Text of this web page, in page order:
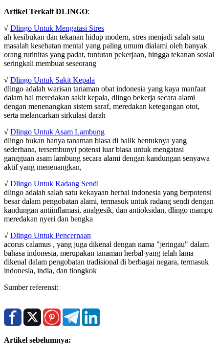
Artikel Terkait DLINGO:
√ Dlingo Untuk Mengatasi Stres
ah kesibukan dan tekanan hidup modern, stres menjadi salah satu
masalah kesehatan mental yang paling umum dialami oleh banyak
orang rutinitas yang padat, tuntutan pekerjaan, hingga tekanan sosial
seringkali membuat seseorang
√ Dlingo Untuk Sakit Kepala
dlingo adalah warisan tanaman obat indonesia yang kaya manfaat
dalam hal meredakan sakit kepala, dlingo bekerja secara alami
dengan menenangkan sistem saraf, meredakan ketegangan otot,
serta melancarkan sirkulasi darah
√ Dlingo Untuk Asam Lambung
dlingo bukan hanya tanaman biasa di balik bentuknya yang
sederhana, tersembunyi potensi luar biasa untuk mengatasi
gangguan asam lambung secara alami dengan kandungan senyawa
aktif yang menenangkan,
√ Dlingo Untuk Radang Sendi
dlingo adalah salah satu kekayaan herbal indonesia yang berpotensi
besar dalam pengobatan alami, termasuk untuk radang sendi dengan
kandungan antiinflamasi, analgesik, dan antioksidan, dlingo mampu
meredakan nyeri dan bengka
√ Dlingo Untuk Pencernaan
acorus calamus , yang juga dikenal dengan nama "jeringau" dalam
bahasa indonesia, merupakan tanaman herbal yang telah lama
dikenal dalam pengobatan tradisional di berbagai negara, termasuk
indonesia, india, dan tiongkok
Sumber referensi:
Artikel sebelumnya: